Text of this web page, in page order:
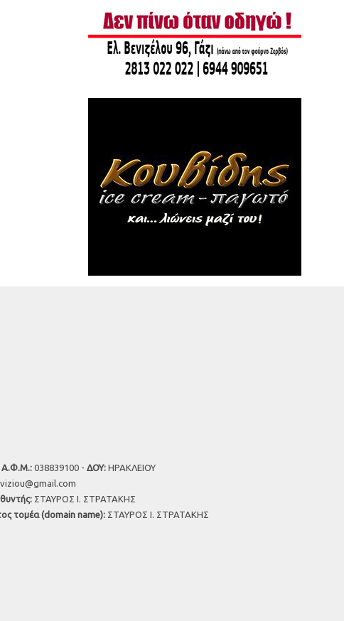
Α.Φ.Μ.: 038839100 - ΔΟΥ: ΗΡΑΚΛΕΙΟΥ
ΣΤΑΥΡΟΣ Ι. ΣΤΡΑΤΑΚΗΣ
τομέα (domain name): ΣΤΑΥΡΟΣ Ι. ΣΤΡΑΤΑΚΗΣ